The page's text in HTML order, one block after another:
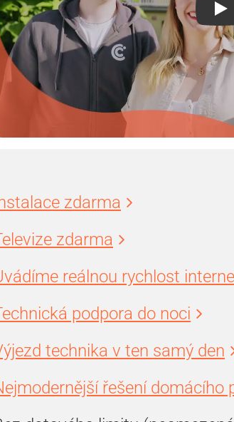
zdarma
zdarma
reálnou rychlost
podpora do noci
technika v ten samý den
řešení domácího